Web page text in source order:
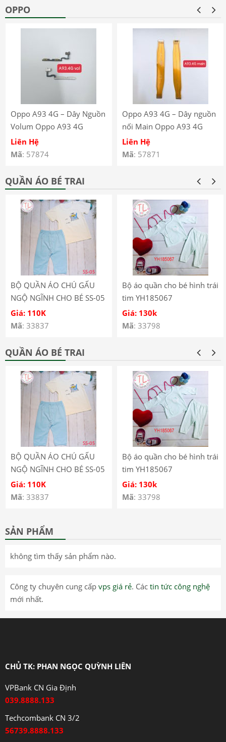
OPPO
Oppo A93 4G – Dây Nguồn
Volum Oppo A93 4G
CPH2121 CPH2123
Liên Hệ
Mã: 57874
Oppo A93 4G – Dây nguồn
nối Main Oppo A93 4G
CPH2121 CPH2123
Liên Hệ
Mã: 57871
QUẦN ÁO BÉ TRAI
BỘ QUẦN ÁO CHÚ GẤU
NGỘ NGĨNH CHO BÉ SS-05
Giá: 110K
Mã: 33837
Bộ áo quần cho bé hình trái
tim YH185067
Giá: 130k
Mã: 33798
QUẦN ÁO BÉ TRAI
BỘ QUẦN ÁO CHÚ GẤU
NGỘ NGĨNH CHO BÉ SS-05
Giá: 110K
Mã: 33837
Bộ áo quần cho bé hình trái
tim YH185067
Giá: 130k
Mã: 33798
SẢN PHẨM
không tìm thấy sản phẩm nào.
Công ty chuyên cung cấp vps giá rẻ. Các tin tức công nghệ
mới nhất.
CHỦ TK: PHAN NGỌC QUỲNH LIÊN
VPBank CN Gia Định
039.8888.133
Techcombank CN 3/2
56739.8888.133